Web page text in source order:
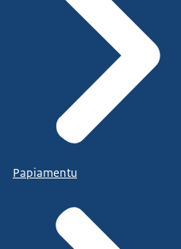
Papiamentu